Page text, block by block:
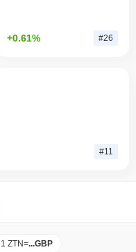
+0.61% #26
#11
1 ZTN=...GBP